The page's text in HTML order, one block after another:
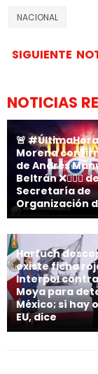
NACIONAL
SIGUIENTE
NOTICIAS
🚨 #ÚltimaHora
Morena
de Andrés
Beltrán ❌🙋🏻‍♂️
Secretaría de
Organización
Harfuch
existe ficha
Interpol
Moya para
México; sí hay
EU, dice